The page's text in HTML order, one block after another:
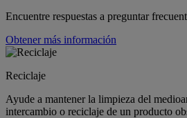
Encuentre respuestas a preguntar
Obtener más información
Reciclaje
Ayude a mantener la limpieza del
intercambio o reciclaje de un producto